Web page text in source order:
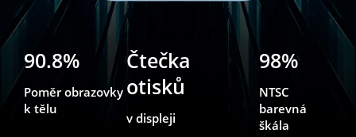
90.8%
Poměr obrazovky
k tělu
Čtečka
otisků
v displeji
98%
NTSC
barevná
škála